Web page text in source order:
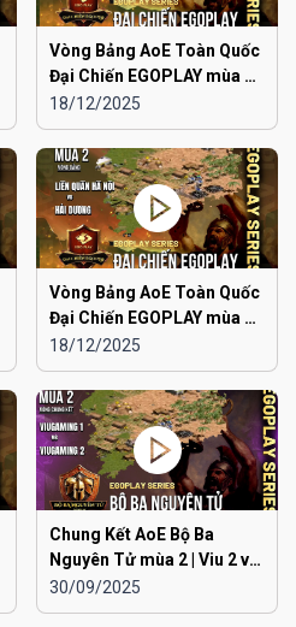
Vòng Bảng AoE Toàn Quốc
Đại Chiến EGOPLAY mùa 2 |
Japan vs Hải Phòng
18/12/2025
Vòng Bảng AoE Toàn Quốc
Đại Chiến EGOPLAY mùa 2 |
Liên Quân Hà Nội vs Hải
Dương
18/12/2025
Chung Kết AoE Bộ Ba
Nguyên Tử mùa 2 | Viu 2 vs
Viu 1
30/09/2025